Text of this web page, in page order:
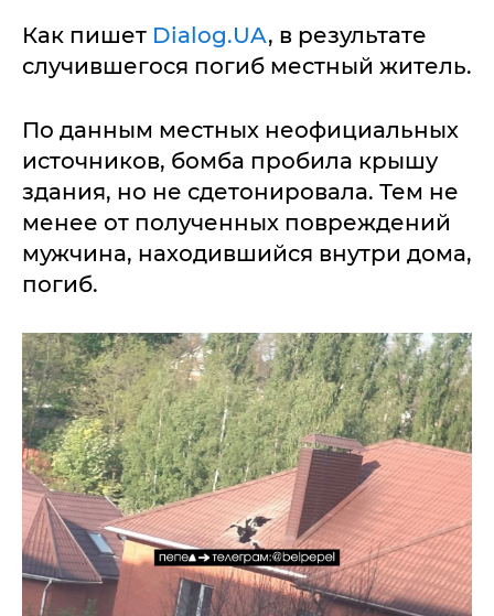
Как пишет Dialog.UA, в результате
случившегося погиб местный житель.
По данным местных неофициальных
источников, бомба пробила крышу
здания, но не сдетонировала. Тем не
менее от полученных повреждений
мужчина, находившийся внутри дома,
погиб.